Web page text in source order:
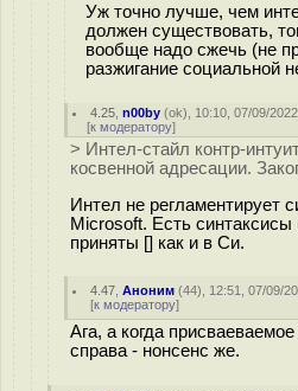
Уж точно лучше, чем
должен существовать,
вообще надо сжечь (не
разжигание социальной
4.25 ,n00by (ok), 10:10, 07/09/
[к модератору]
> Интел-стайл контр-
косвенной адресации.
Интел не регламентирует
Microsoft. Есть синтаксисы
приняты [] как и в Си.
4.47 ,Аноним (44), 12:51, 07/09/
[к модератору]
Ага, а когда
справа - нонсенс же.